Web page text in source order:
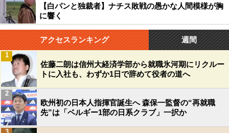
【白パンと独裁者】ナチス敗戦の愚かな人間模様が胸
に響く
アクセスランキング 週間
佐藤二朗は信州大経済学部から就職氷河期にリクルー
トに入社も、わずか1日で辞めて役者の道へ
1
欧州初の日本人指揮官誕生へ 森保一監督の“再就職
先”は「ベルギー1部の日系クラブ」一択か
2